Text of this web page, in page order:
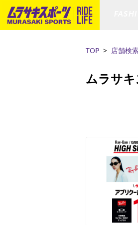
ファションカテゴリー
ファッショングッズ
水着/フィットネス/ラッシ
サーフィンカテゴリー
GO ボディーボード
スノーボードカテゴリー
スノーボードゴーグル
キッズスノーボードセット
スケートボードカテゴリ
GO スケートセット
TOP 店舗検
ムラサ